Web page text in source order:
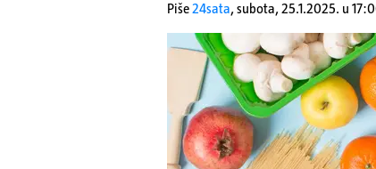
Piše24sata,subota, 25.1.2025. u